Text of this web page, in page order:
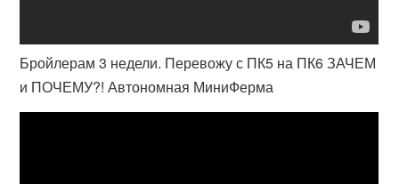
Бройлерам 3 недели. Перевожу с ПК5 на ПК6 ЗАЧЕМ
и ПОЧЕМУ?! Автономная МиниФерма